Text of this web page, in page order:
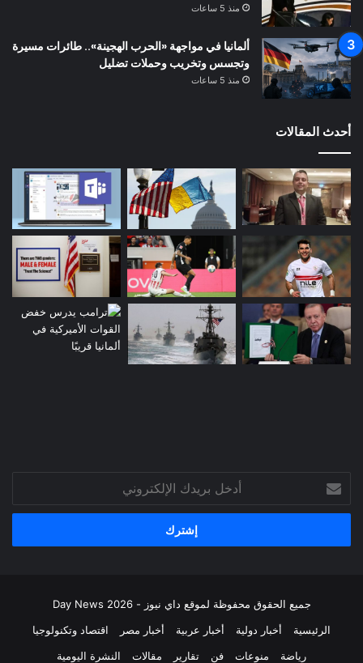
منذ 5 ساعات
ألمانيا في مواجهة «الحرب الهجينة».. طائرات مسيرة
وتجسس وتخريب وحملات تضليل
منذ 5 ساعات
أحدث المقالات
بريدك
الإلكتروني
جميع الحقوق محفوظة لموقع داي نيوز - Day News 2026
الرئيسية
أخبار دولية أخبار عربية أخبار مصر
اقتصاد وتكنولوجيا
رياضة
منوعات فن تقارير مقالات النشرة اليومية